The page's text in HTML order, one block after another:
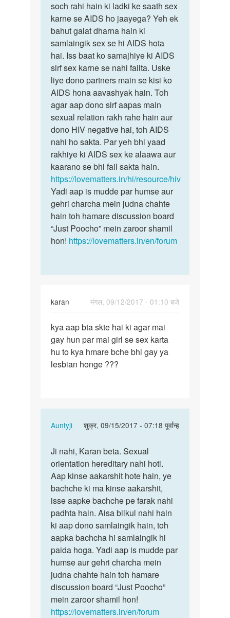
Me
apni
girlfriend
s
bht
pyar
by
Kayenaat
AIDS
sirf
sex
karne
soch rahi hain ki ladki ke saath sex
karne se AIDS ho jaayega? Yeh ek
bahut galat dharna hain ki
samlaingik sex se hi AIDS hota
hai. Iss baat ko samajhiye ki AIDS
sirf sex karne se nahi failta. Uske
liye dono partners main se kisi ko
AIDS hona aavashyak hain. Toh
agar aap dono sirf aapas main
sexual relation rakh rahe hain aur
dono HIV negative hai, toh AIDS
nahi ho sakta. Par yeh bhi yaad
rakhiye ki AIDS sex ke alaawa aur
kaarano se bhi fail sakta hain.
https://lovematters.in/hi/resource/hiv
Yadi aap is mudde par humse aur
gehri charcha mein judna chahte
hain toh hamare discussion board
“Just Poocho” mein zaroor shamil
hon! https://lovematters.in/en/forum
karan
मंगल, 09/12/2017 - 01:10 बजे
kya
aap
bta
skte
kya aap bta skte hai ki agar mai
gay hun par mai girl se sex karta
hu to kya hmare bche bhi gay ya
lesbian honge ???
Auntyji
शुक्र, 09/15/2017 - 07:18 पूर्वान्ह
In
to
kya
aap
bta
skte
hai
ki
agar…
by
karan
Ji
nahi,
Karan
beta.
Sexual…
Ji nahi, Karan beta. Sexual
orientation hereditary nahi hoti.
Aap kinse aakarshit hote hain, ye
bachche ki ma kinse aakarshit,
isse aapke bachche pe farak nahi
padhta hain. Aisa bilkul nahi hain
ki aap dono samlaingik hain, toh
aapka bachcha hi samlaingik hi
paida hoga. Yadi aap is mudde par
humse aur gehri charcha mein
judna chahte hain toh hamare
discussion board “Just Poocho”
mein zaroor shamil hon!
https://lovematters.in/en/forum